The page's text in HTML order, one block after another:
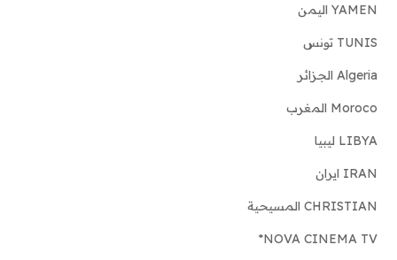
YAMEN اليمن
TUNIS تونس
Algeria الجزائر
Moroco المغرب
LIBYA ليبيا
IRAN ايران
CHRISTIAN المسيحية
NOVA CINEMA TV*